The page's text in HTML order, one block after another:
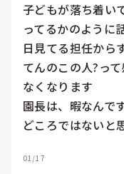
子どもが落ち着い
ってるかのように
日見てる担任から
てんのこの人?っ
なくなります
園長は、暇なんで
01/17